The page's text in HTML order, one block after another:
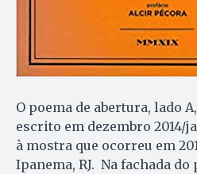
O poema de abertura, lado
escrito em dezembro 2014/
à mostra que ocorreu em
Ipanema, RJ. Na fachada